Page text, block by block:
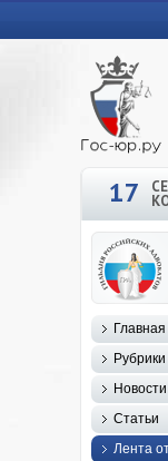
17
Главная
Новости
Статьи
Лента